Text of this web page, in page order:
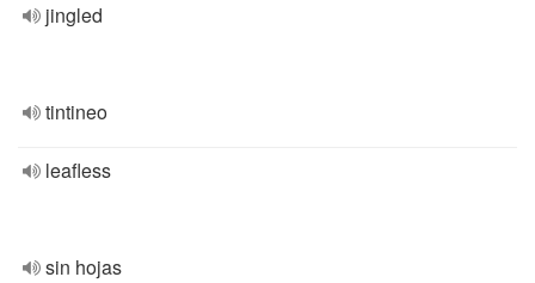
jingled
tintineo
leafless
sin hojas